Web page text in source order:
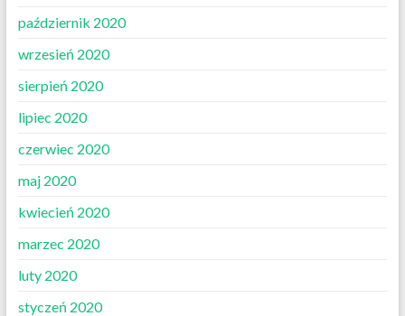
październik 2020
wrzesień 2020
sierpień 2020
lipiec 2020
czerwiec 2020
maj 2020
kwiecień 2020
marzec 2020
luty 2020
styczeń 2020